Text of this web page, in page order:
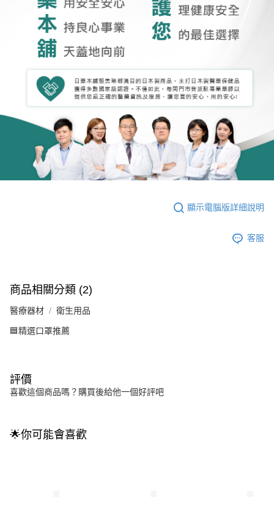
顯示電腦版詳細說明
客服
商品相關分類 (2)
醫療器材 衛生用品
🟦精選口罩推薦
評價
喜歡這個商品嗎？購買後給他一個好評吧
🌟你可能會喜歡